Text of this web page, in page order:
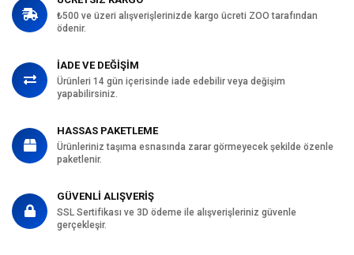
Kedi Özel
Gereksinim
Tüy ve Deri Sağlığı
Kedi Maması
İçerik
Domuz
Kedi Maması
Kedi Irk Özelliği Tümüne Uygun
₺500 ve üzeri alışverişlerinizde kargo ücreti ZOO tarafından
ödenir.
İADE VE DEĞİŞİM
Ürünleri 14 gün içerisinde iade edebilir veya değişim
yapabilirsiniz.
HASSAS PAKETLEME
Ürünleriniz taşıma esnasında zarar görmeyecek şekilde özenle
paketlenir.
GÜVENLİ ALIŞVERİŞ
SSL Sertifikası ve 3D ödeme ile alışverişleriniz güvenle
gerçekleşir.